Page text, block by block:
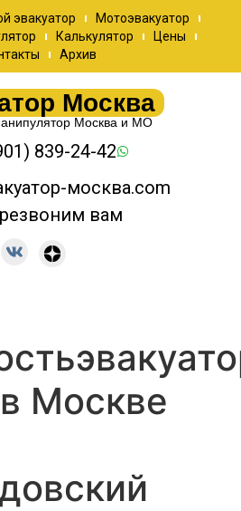
эвакуатор
Мотоэвакуатор
Калькулятор
Цены
Архив
Москва
Москва и МО
839-24-42
москва.com
вам
Москве